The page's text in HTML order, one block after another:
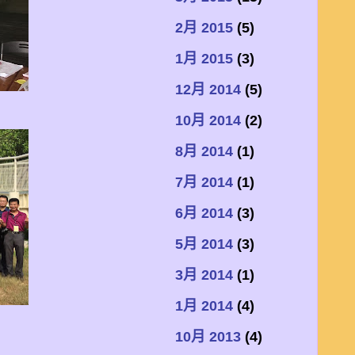
2月 2015 (5)
1月 2015 (3)
12月 2014 (5)
10月 2014 (2)
8月 2014 (1)
7月 2014 (1)
6月 2014 (3)
5月 2014 (3)
3月 2014 (1)
1月 2014 (4)
10月 2013 (4)